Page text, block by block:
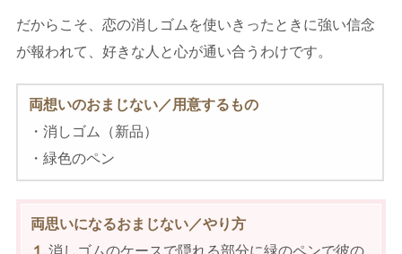
だからこそ、恋の消しゴムを使いきったときに強い信念
が報われて、好きな人と心が通い合うわけです。
両想いのおまじない／用意するもの
・消しゴム（新品）
・緑色のペン
両思いになるおまじない／やり方